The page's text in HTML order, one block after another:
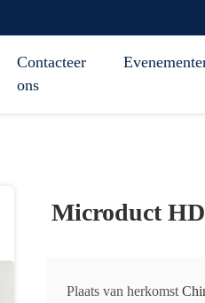
Contacteer
ons
Microduct
Plaats van herkomst